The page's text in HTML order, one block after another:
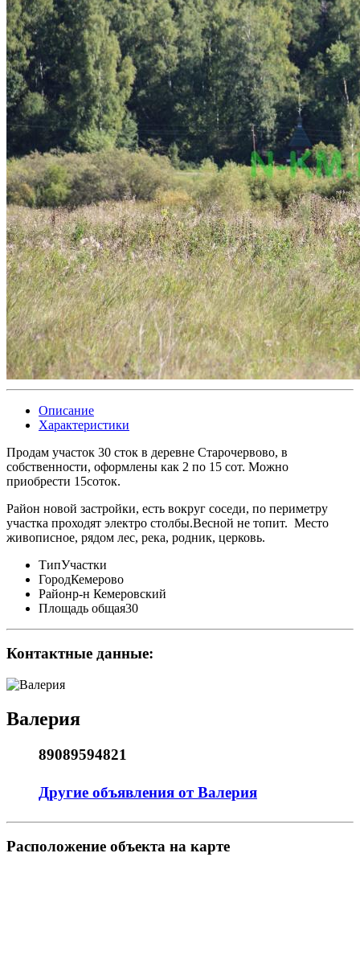
Описание
Характеристики
Продам участок 30 сток в деревне Старочервово, в
собственности, оформлены как 2 по 15 сот. Можно
приобрести 15соток.
Район новой застройки, есть вокруг соседи, по периметру
участка проходят электро столбы.Весной не топит. Место
живописное, рядом лес, река, родник, церковь.
ТипУчастки
ГородКемерово
Районр-н Кемеровский
Площадь общая30
Контактные данные:
Валерия
89089594821
Другие объявления от Валерия
Pасположение объекта на карте